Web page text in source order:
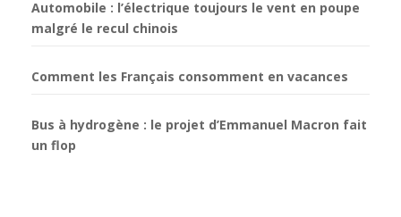
Automobile : l’électrique toujours le vent en poupe
malgré le recul chinois
Comment les Français consomment en vacances
Bus à hydrogène : le projet d’Emmanuel Macron fait
un flop